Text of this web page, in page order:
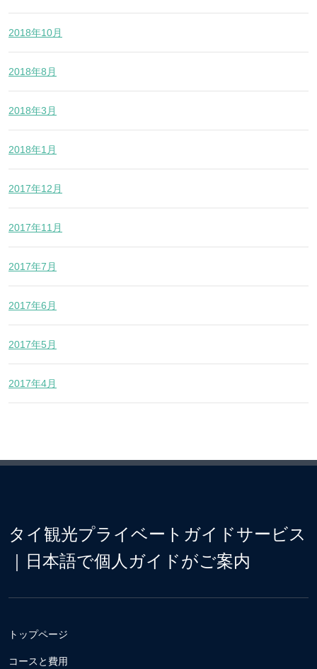
2018年10月
2018年8月
2018年3月
2018年1月
2017年12月
2017年11月
2017年7月
2017年6月
2017年5月
2017年4月
タイ観光プライベートガイドサービス
｜日本語で個人ガイドがご案内
トップページ
コースと費用